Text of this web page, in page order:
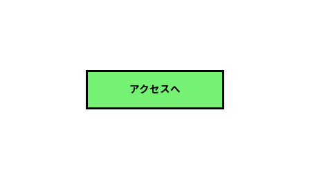
アクセスへ